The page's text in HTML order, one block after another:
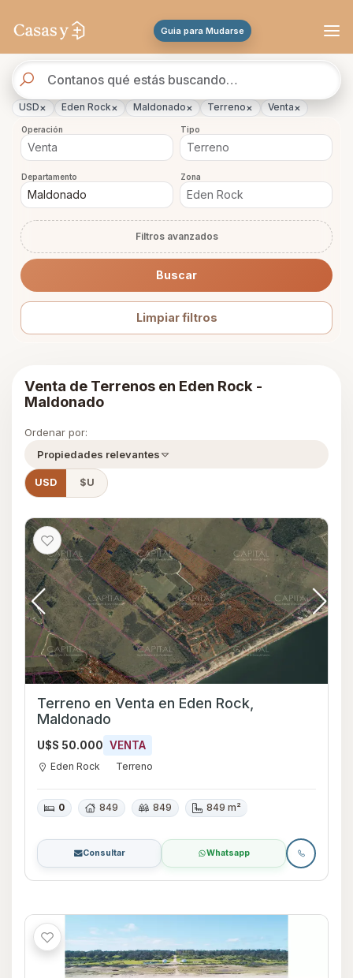
Guia para Mudarse
de
propiedades
USD× Eden Rock× Maldonado× Terreno× Venta×
Operación Tipo
Departamento Zona
Filtros avanzados
Buscar
Limpiar filtros
Venta de Terrenos en Eden Rock -
Maldonado
Ordenar por:
Propiedades relevantes
USD $U
Terreno en Venta en Eden Rock,
Maldonado
U$S 50.000 VENTA
Eden Rock Terreno
0 849 849 849 m²
Consultar Whatsapp